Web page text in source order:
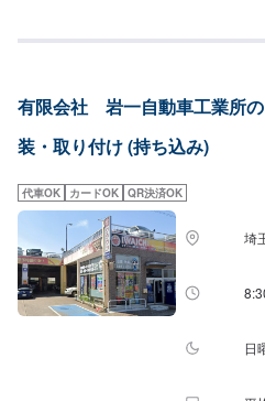
す。信頼と安心をお届けし、最後には笑
スタムなどにも力を入れ、工場での一貫
しております。当店はただ車を修理し
かあった時にすぐに駆け付け、相談に乗
の身近な相談役」として、お困りの際は
ァーにてお問い合わせ【2】お見積り【3
業開始【4】仕上がり次第納車-----納期
で納車となります。(要相談)納期は前後
ださい。-----代車について-----代車をご用
をご利用ください。※代車の燃料代はお
--ご来店時の注意、受付方法-----お客様を
停めください。受付はスタッフへ「メン
有限会社 岩一自動車工業所
装・取り付け (持ち込み)
代車OK カードOK QR決済OK
埼
日